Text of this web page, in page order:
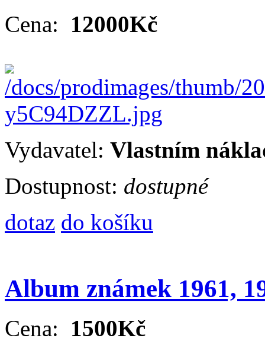
Cena: 12000Kč
Vydavatel: Vlastním
Dostupnost: dostupné
dotaz do košíku
Album známek 1961,
Cena: 1500Kč